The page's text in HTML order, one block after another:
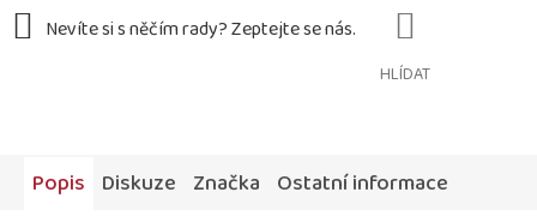
HLÍDAT
Popis Diskuze Značka Ostatní informace